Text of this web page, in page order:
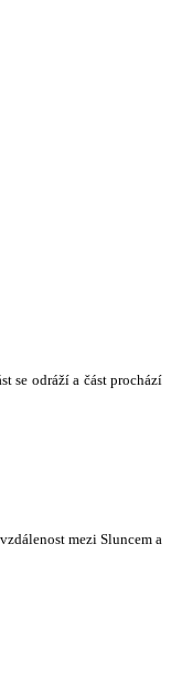
se odráží a část prochází
mezi Sluncem a